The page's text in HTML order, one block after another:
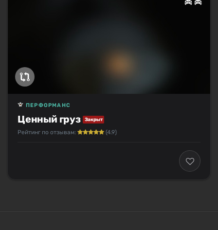
Ценный груз Закрыт
ПЕРФОРМАНС
Рейтинг по отзывам: (4.9)